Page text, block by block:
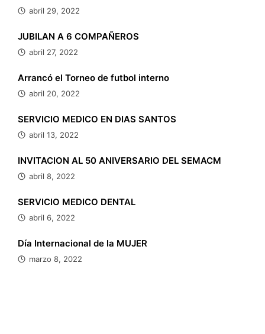
abril 29, 2022
JUBILAN A 6 COMPAÑEROS
abril 27, 2022
Arrancó el Torneo de futbol interno
abril 20, 2022
SERVICIO MEDICO EN DIAS SANTOS
abril 13, 2022
INVITACION AL 50 ANIVERSARIO DEL SEMACM
abril 8, 2022
SERVICIO MEDICO DENTAL
abril 6, 2022
Día Internacional de la MUJER
marzo 8, 2022